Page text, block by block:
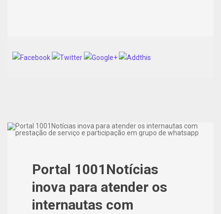
Portal 1001Notícias
inova para atender os
internautas com